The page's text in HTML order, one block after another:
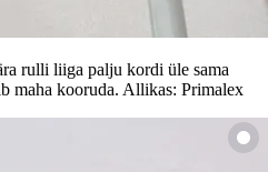
rulli liiga palju kordi üle sama
maha kooruda. Allikas: Primalex